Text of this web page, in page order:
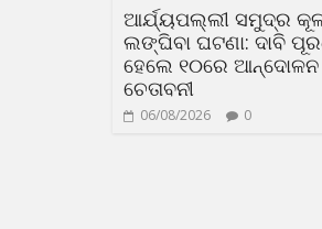
ଆର୍ଯ୍ୟପଲ୍ଲୀ ସମୁଦ୍ର
ଲଙ୍ଘିବା ଘଟଣା: ଦାବି
ହେଲେ ୧୦ରେ ଆନ୍ଦୋଳନ
ଚେତାବନୀ
06/08/2026 0